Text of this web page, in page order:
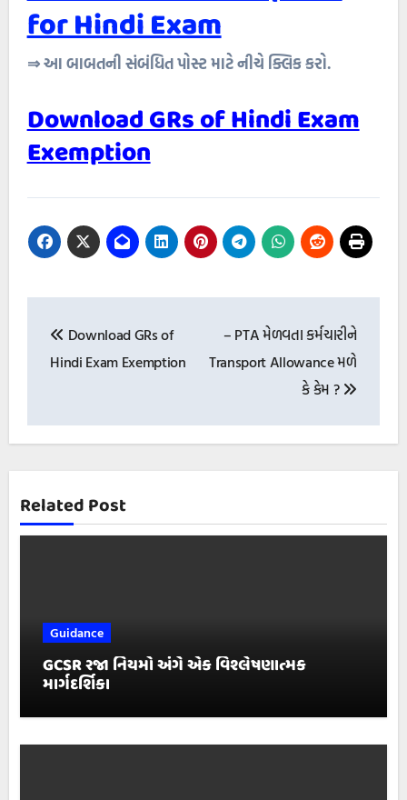
for Hindi Exam
⇒ આ બાબતની સંબંધિત પોસ્ટ માટે નીચે ક્લિક કરો.
Download GRs of Hindi Exam
Exemption
navigation
Download GRs of
Hindi Exam Exemption
– PTA મેળવતા કર્મચારીને
Transport Allowance મળે
કે કેમ ?
Related Post
Guidance
GCSR રજા નિયમો અંગે એક વિશ્લેષણાત્મક
માર્ગદર્શિકા